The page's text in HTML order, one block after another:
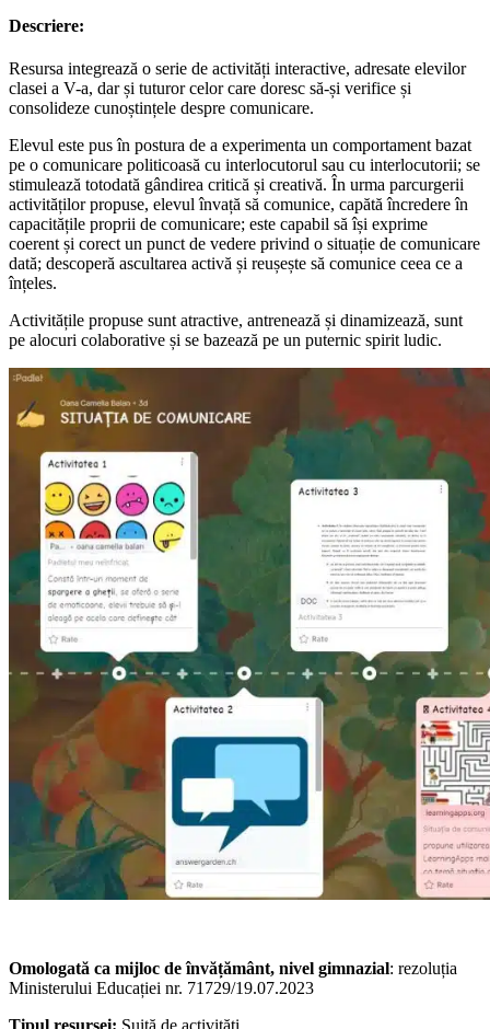
Descriere:
Resursa integrează o serie de activități interactive, adresate elevilor
clasei a V-a, dar și tuturor celor care doresc să-și verifice și
consolideze cunoștințele despre comunicare.
Elevul este pus în postura de a experimenta un comportament bazat
pe o comunicare politicoasă cu interlocutorul sau cu interlocutorii; se
stimulează totodată gândirea critică și creativă. În urma parcurgerii
activităților propuse, elevul învață să comunice, capătă încredere în
capacitățile proprii de comunicare; este capabil să își exprime
coerent și corect un punct de vedere privind o situație de comunicare
dată; descoperă ascultarea activă și reușește să comunice ceea ce a
înțeles.
Activitățile propuse sunt atractive, antrenează și dinamizează, sunt
pe alocuri colaborative și se bazează pe un puternic spirit ludic.
Omologată ca mijloc de învățământ, nivel gimnazial: rezoluția
Ministerului Educației nr. 71729/19.07.2023